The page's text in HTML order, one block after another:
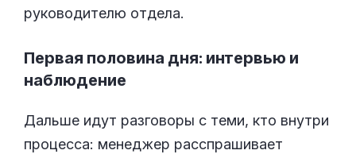
руководителю отдела.
Первая половина дня: интервью и
наблюдение
Дальше идут разговоры с теми, кто внутри
процесса: менеджер расспрашивает